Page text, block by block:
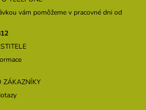
i
s
vám pomôžeme v pracovné dni od
ZÁKAZNÍKY